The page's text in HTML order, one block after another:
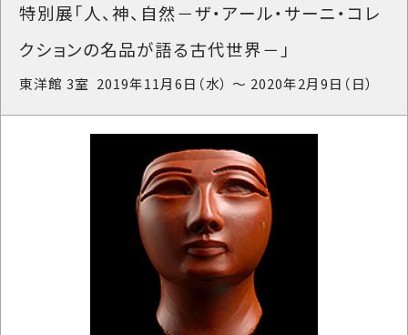
特別展「人、神、自然－ザ・アール・サーニ・コレ
クションの名品が語る古代世界－」
東洋館 3室 2019年11月6日（水） ～ 2020年2月9日（日）